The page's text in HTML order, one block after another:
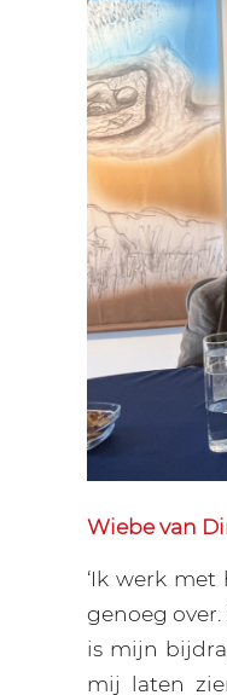
Wiebe van
‘Ik werk
genoeg
is mijn
mij laten